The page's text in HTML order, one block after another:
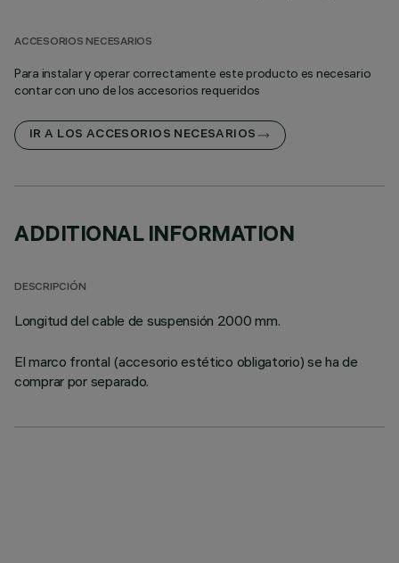
ACCESORIOS NECESARIOS
Para instalar y operar correctamente este producto es necesario
contar con uno de los accesorios requeridos
IR A LOS ACCESORIOS NECESARIOS
ADDITIONAL INFORMATION
DESCRIPCIÓN
Longitud del cable de suspensión 2000 mm.
El marco frontal (accesorio estético obligatorio) se ha de
comprar por separado.